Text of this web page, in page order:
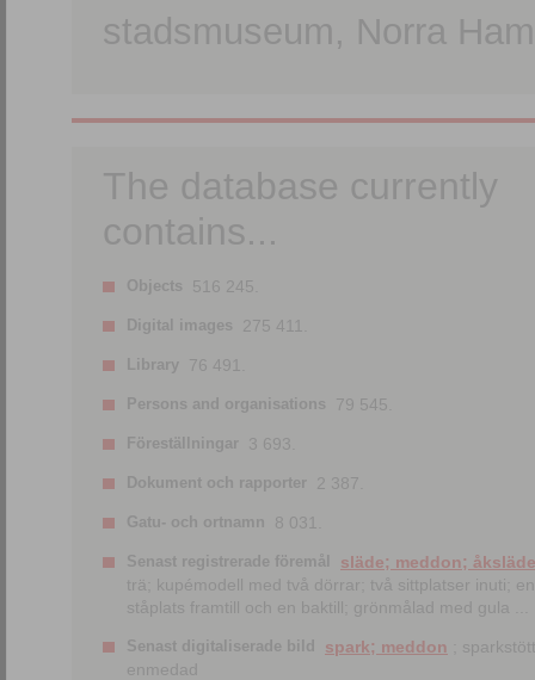
stadsmuseum, Norra
The database currently
contains...
Objects 516 245.
Digital images 275 411.
Library 76 491.
Persons and organisations 79 545.
Föreställningar 3 693.
Dokument och rapporter 2 387.
Gatu- och ortnamn 8 031.
Senast registrerade föremål
släde; meddon; åksläde
trä; kupémodell med två dörrar; två sittplatser inuti; en
ståplats framtill och en baktill; grönmålad med gula ...
Senast digitaliserade bild spark; meddon ;
enmedad